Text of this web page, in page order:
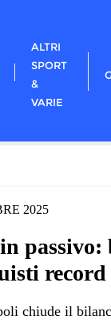
ALTRI
SPORT
&
VARIE
2025
passivo:
record
chiude il